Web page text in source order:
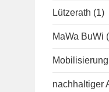
Lützerath (1)
MaWa BuWi
Mobilisierung
nachhaltiger